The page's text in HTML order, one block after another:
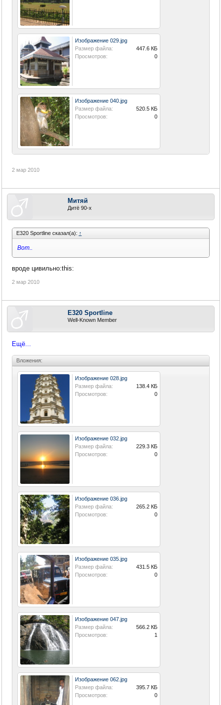
Изображение 029.jpg
Размер файла:
447.6 КБ
Просмотров:
0
Изображение 040.jpg
Размер файла:
520.5 КБ
Просмотров:
0
2 мар 2010
Митяй
Дитё 90-х
E320 Sportline сказал(а): ↑
Вот..
вроде цивильно:this:
2 мар 2010
E320 Sportline
Well-Known Member
Ещё...
Вложения:
Изображение 028.jpg
Размер файла:
138.4 КБ
Просмотров:
0
Изображение 032.jpg
Размер файла:
229.3 КБ
Просмотров:
0
Изображение 036.jpg
Размер файла:
265.2 КБ
Просмотров:
0
Изображение 035.jpg
Размер файла:
431.5 КБ
Просмотров:
0
Изображение 047.jpg
Размер файла:
566.2 КБ
Просмотров:
1
Изображение 062.jpg
Размер файла:
395.7 КБ
Просмотров:
0